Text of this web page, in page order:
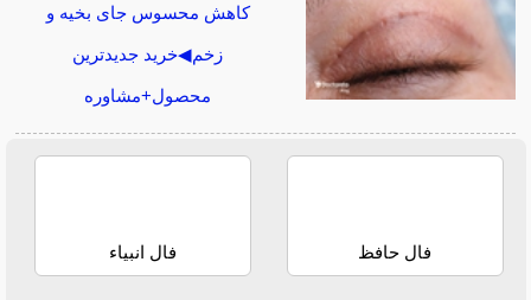
کاهش محسوس جای بخیه و
زخم◀خرید جدیدترین
محصول+مشاوره
فال حافظ فال انبیاء